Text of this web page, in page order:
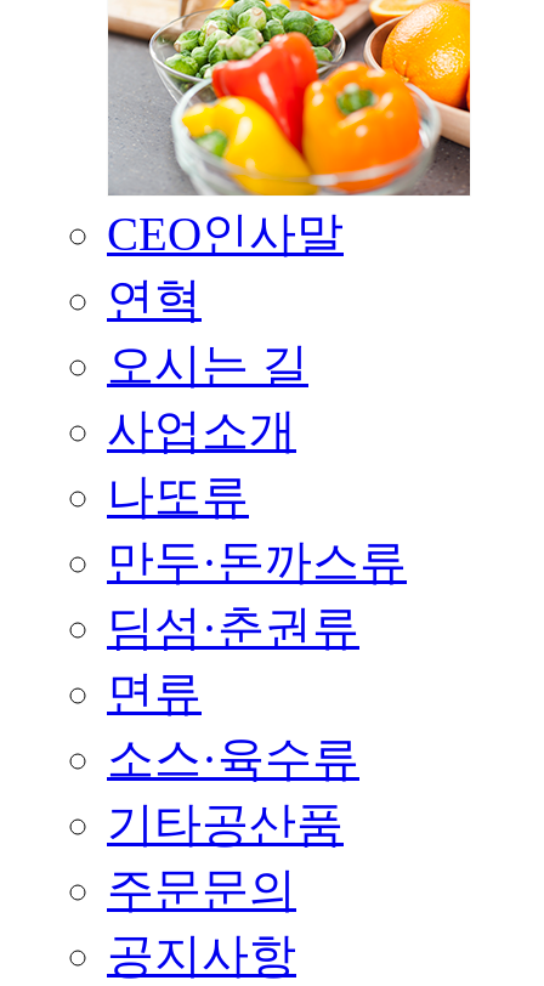
CEO인사말
연혁
오시는 길
사업소개
나또류
만두·돈까스류
딤섬·춘권류
면류
소스·육수류
기타공산품
주문문의
공지사항